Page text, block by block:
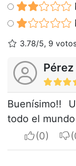
3.78/5, 9
Pérez
Buenísimo!!
todo el
I